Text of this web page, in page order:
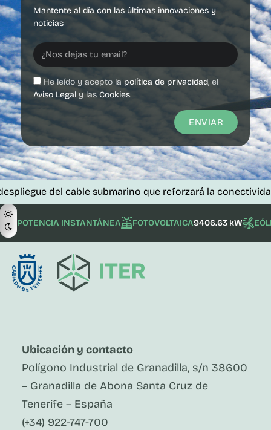
Mantente al día con las últimas innovaciones y
noticias
He leído y acepto la política de privacidad, el
Aviso Legal y las Cookies.
ENVIAR
del cable submarino que reforzará la conectividad de
POTENCIA INSTANTÁNEA FOTOVOLTAICA9406.63 kW
Ubicación y contacto
Polígono Industrial de Granadilla, s/n 38600
– Granadilla de Abona Santa Cruz de
Tenerife – España
(+34) 922-747-700